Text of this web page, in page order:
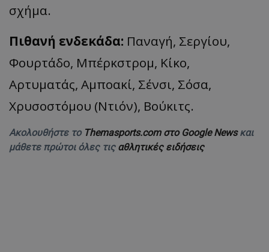
σχήμα.
Πιθανή ενδεκάδα: Παναγή, Σεργίου,
Φουρτάδο, Μπέρκστρομ, Κίκο,
Αρτυματάς, Αμποακί, Σένσι, Σόσα,
Χρυσοστόμου (Ντιόν), Βούκιτς.
Ακολουθήστε το Themasports.com στο Google Newsκαι
μάθετε πρώτοι όλες τις αθλητικές ειδήσεις